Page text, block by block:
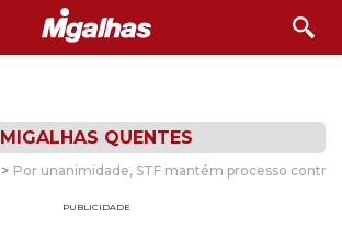
MIGALHAS QUENTES
> Por unanimidade, STF mantém processo contra
PUBLICIDADE